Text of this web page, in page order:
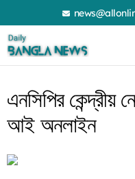
to
content
এনসিপির কেন্দ্রীয়
আই অনলাইন